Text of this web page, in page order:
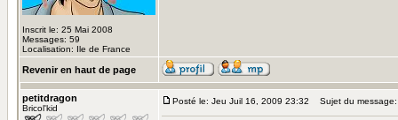
Inscrit le: 25 Mai 2008
Messages: 59
Localisation: Ile de France
Revenir en haut de page
petitdragon
Bricol'kid
Posté le: Jeu Juil 16, 2009 23:32 Sujet du message: